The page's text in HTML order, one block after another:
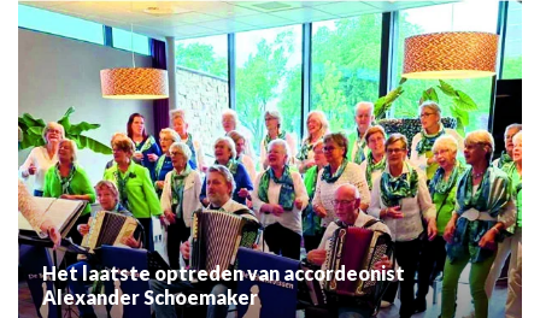
Het laatste optreden van accordeonist
Alexander Schoemaker